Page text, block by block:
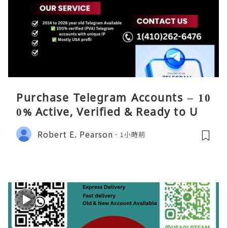
Purchase Telegram Accounts – 10
0% Active, Verified & Ready to Use
Robert E. Pearson 1小時前